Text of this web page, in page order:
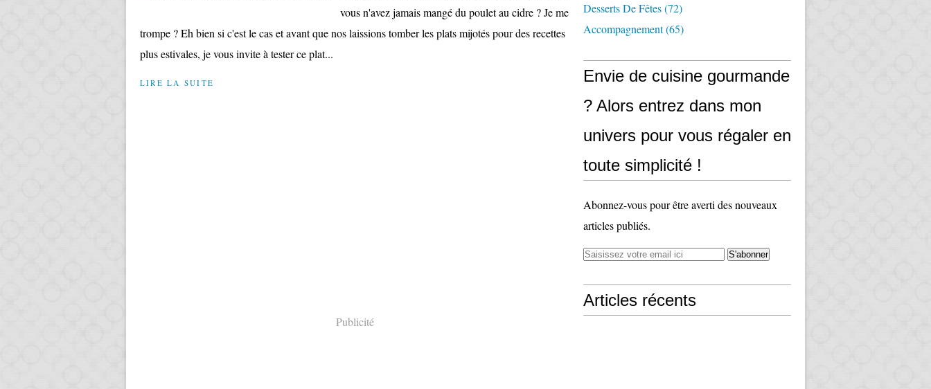
vous n'avez jamais mangé du poulet au cidre ? Je me
trompe ? Eh bien si c'est le cas et avant que nos laissions tomber les plats mijotés pour des recettes
plus estivales, je vous invite à tester ce plat...
LIRE LA SUITE
Publicité
Desserts De Fêtes(72)
Accompagnement(65)
Envie de cuisine gourmande
? Alors entrez dans mon
univers pour vous régaler en
toute simplicité !
Abonnez-vous pour être averti des nouveaux
articles publiés.
Articles récents